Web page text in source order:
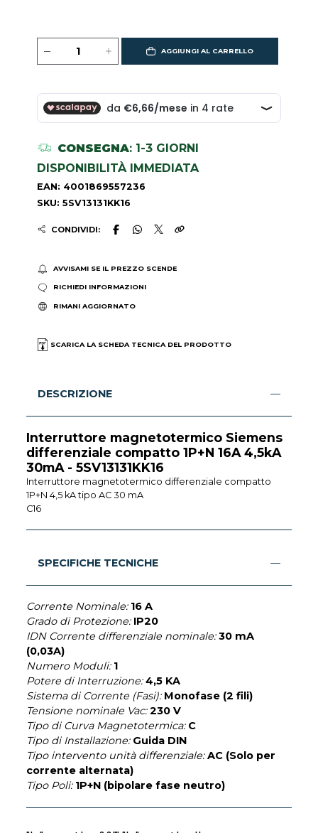
AGGIUNGI AL CARRELLO
CONSEGNA: 1-3 GIORNI
DISPONIBILITÀ IMMEDIATA
EAN: 4001869557236
SKU: 5SV13131KK16
CONDIVIDI:
AVVISAMI SE IL PREZZO SCENDE
RICHIEDI INFORMAZIONI
RIMANI AGGIORNATO
SCARICA LA SCHEDA TECNICA DEL PRODOTTO
DESCRIZIONE
Interruttore magnetotermico Siemens
differenziale compatto 1P+N 16A 4,5kA
30mA - 5SV13131KK16
Interruttore magnetotermico differenziale compatto
1P+N 4,5 kA tipo AC 30 mA
C16
SPECIFICHE TECNICHE
Corrente Nominale: 16 A
Grado di Protezione: IP20
IDN Corrente differenziale nominale: 30 mA
(0,03A)
Numero Moduli: 1
Potere di Interruzione: 4,5 KA
Sistema di Corrente (Fasi): Monofase (2 fili)
Tensione nominale Vac: 230 V
Tipo di Curva Magnetotermica: C
Tipo di Installazione: Guida DIN
Tipo intervento unità differenziale: AC (Solo per
corrente alternata)
Tipo Poli: 1P+N (bipolare fase neutro)